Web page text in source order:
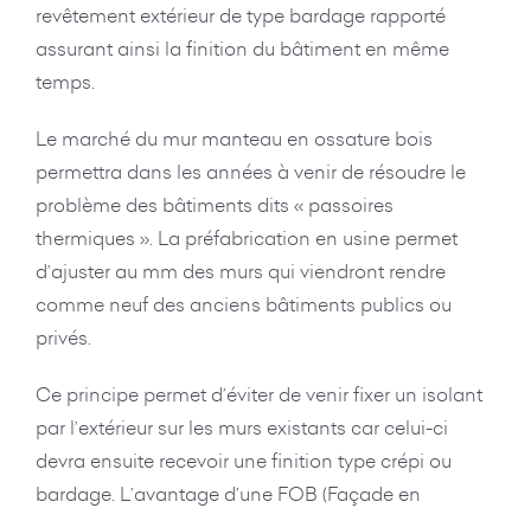
revêtement extérieur de type bardage rapporté
assurant ainsi la finition du bâtiment en même
temps.
Le marché du mur manteau en ossature bois
permettra dans les années à venir de résoudre le
problème des bâtiments dits « passoires
thermiques ». La préfabrication en usine permet
d’ajuster au mm des murs qui viendront rendre
comme neuf des anciens bâtiments publics ou
privés.
Ce principe permet d’éviter de venir fixer un isolant
par l’extérieur sur les murs existants car celui-ci
devra ensuite recevoir une finition type crépi ou
bardage. L’avantage d’une FOB (Façade en